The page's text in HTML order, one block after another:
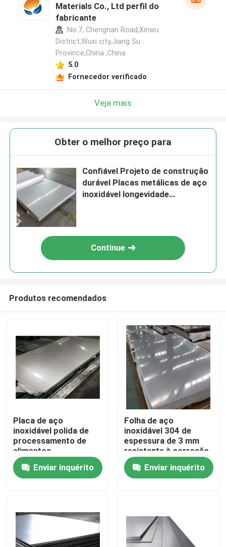
Para casa
Produtos
Sobre nós
Visita à fábrica
Controle de qualidade
Materials Co., Ltd perfil do
fabricante
No.7, Chengnan Road,Xinwu
District,Wuxi city,Jiang Su
Province,China ,China
5.0
Fornecedor verificado
Veja mais
Obter o melhor preço para
Confiável Projeto de construção
durável Placas metálicas de aço
inoxidável longevidade
Continue
Produtos recomendados
Placa de aço
inoxidável polida de
processamento de
alimentos
Enviar inquérito
Folha de aço
inoxidável 304 de
espessura de 3 mm
resistente à corrosão
para uso industrial
Enviar inquérito